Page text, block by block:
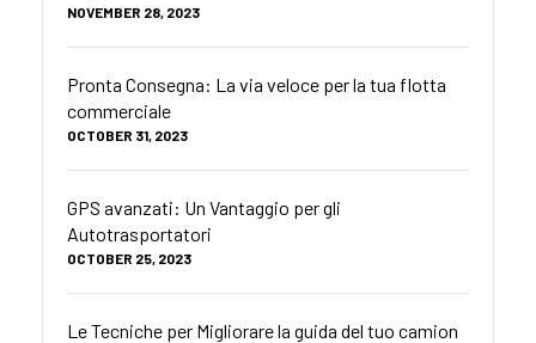
NOVEMBER 28, 2023
Pronta Consegna: La via veloce per la tua flotta
commerciale
OCTOBER 31, 2023
GPS avanzati: Un Vantaggio per gli
Autotrasportatori
OCTOBER 25, 2023
Le Tecniche per Migliorare la guida del tuo camion